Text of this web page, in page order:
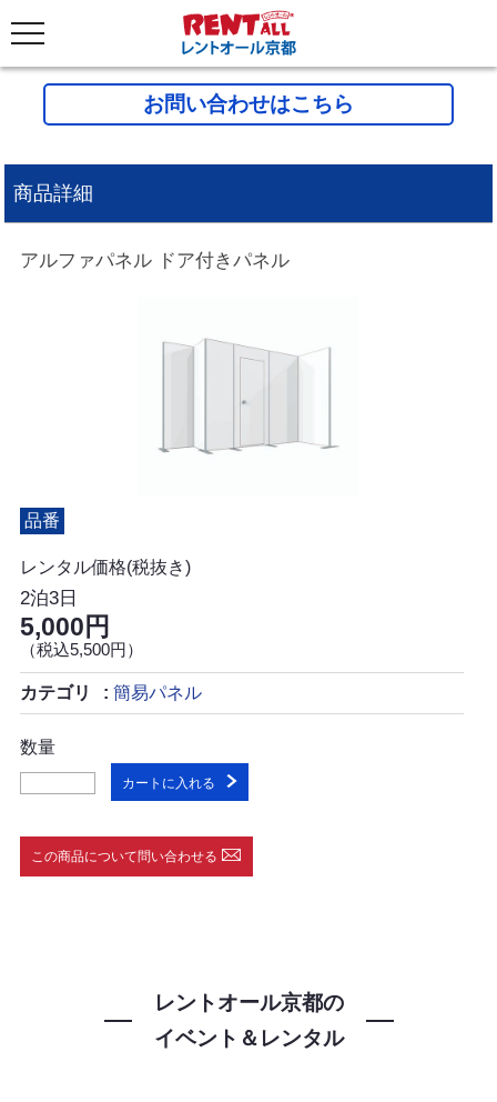
お問い合わせはこちら
商品詳細
アルファパネル ドア付きパネル
品番
レンタル価格(税抜き)
2泊3日
5,000円
（税込5,500円）
カテゴリ 簡易パネル
数量
カートに入れる
この商品について問い合わせる
レントオール京都の
イベント＆レンタル